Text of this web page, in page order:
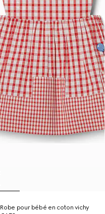
Robe pour bébé en coton vichy